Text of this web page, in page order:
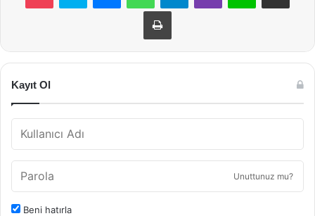
Yazdır
Kayıt Ol
Unuttunuz mu?
Beni hatırla